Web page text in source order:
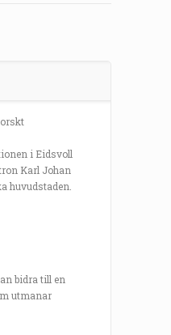
i Eidsvoll
Karl Johan
huvudstaden.
bidra till en
utmanar